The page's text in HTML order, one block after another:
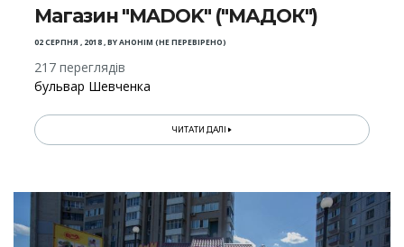
Магазин "MADOK" ("МАДОК")
02 СЕРПНЯ , 2018,BYАНОНІМ (НЕ ПЕРЕВІРЕНО)
217 переглядів
бульвар Шевченка
ЧИТАТИ ДАЛІ